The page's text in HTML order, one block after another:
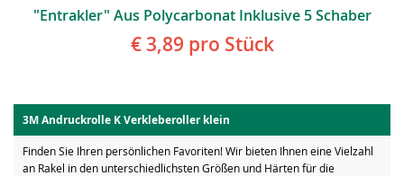
"Entrakler" Aus Polycarbonat Inklusive 5 Schaber
€ 3,89 pro Stück
3M Andruckrolle K Verkleberoller klein
Finden Sie Ihren persönlichen Favoriten! Wir bieten Ihnen eine Vielzahl
an Rakel in den unterschiedlichsten Größen und Härten für die